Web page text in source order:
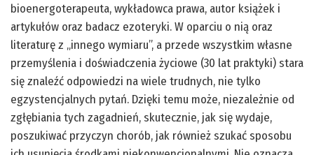
bioenergoterapeuta, wykładowca prawa, autor książek i
artykułów oraz badacz ezoteryki. W oparciu o nią oraz
literaturę z „innego wymiaru”, a przede wszystkim własne
przemyślenia i doświadczenia życiowe (30 lat praktyki) stara
się znaleźć odpowiedzi na wiele trudnych, nie tylko
egzystencjalnych pytań. Dzięki temu może, niezależnie od
zgłębiania tych zagadnień, skutecznie, jak się wydaje,
poszukiwać przyczyn chorób, jak również szukać sposobu